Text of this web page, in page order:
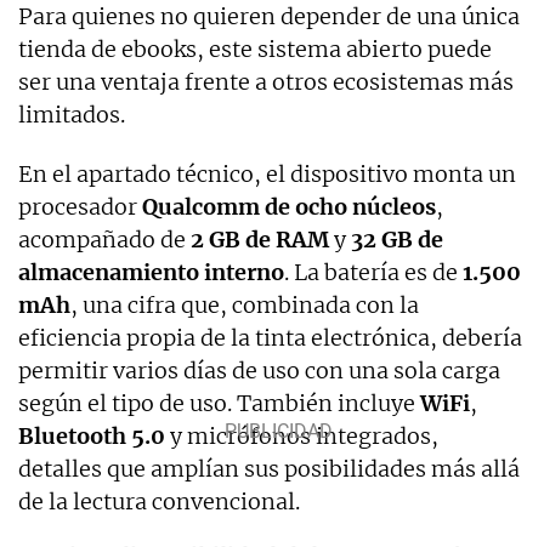
Para quienes no quieren depender de una única
tienda de ebooks, este sistema abierto puede
ser una ventaja frente a otros ecosistemas más
limitados.
En el apartado técnico, el dispositivo monta un
procesadorQualcomm de ocho núcleos,
acompañado de 2 GB de RAMy32 GB de
almacenamiento interno. La batería es de 1.500
mAh, una cifra que, combinada con la
eficiencia propia de la tinta electrónica, debería
permitir varios días de uso con una sola carga
según el tipo de uso. También incluyeWiFi,
Bluetooth 5.0 y micrófonos integrados,
detalles que amplían sus posibilidades más allá
de la lectura convencional.